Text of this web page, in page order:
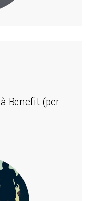
Benefit (per